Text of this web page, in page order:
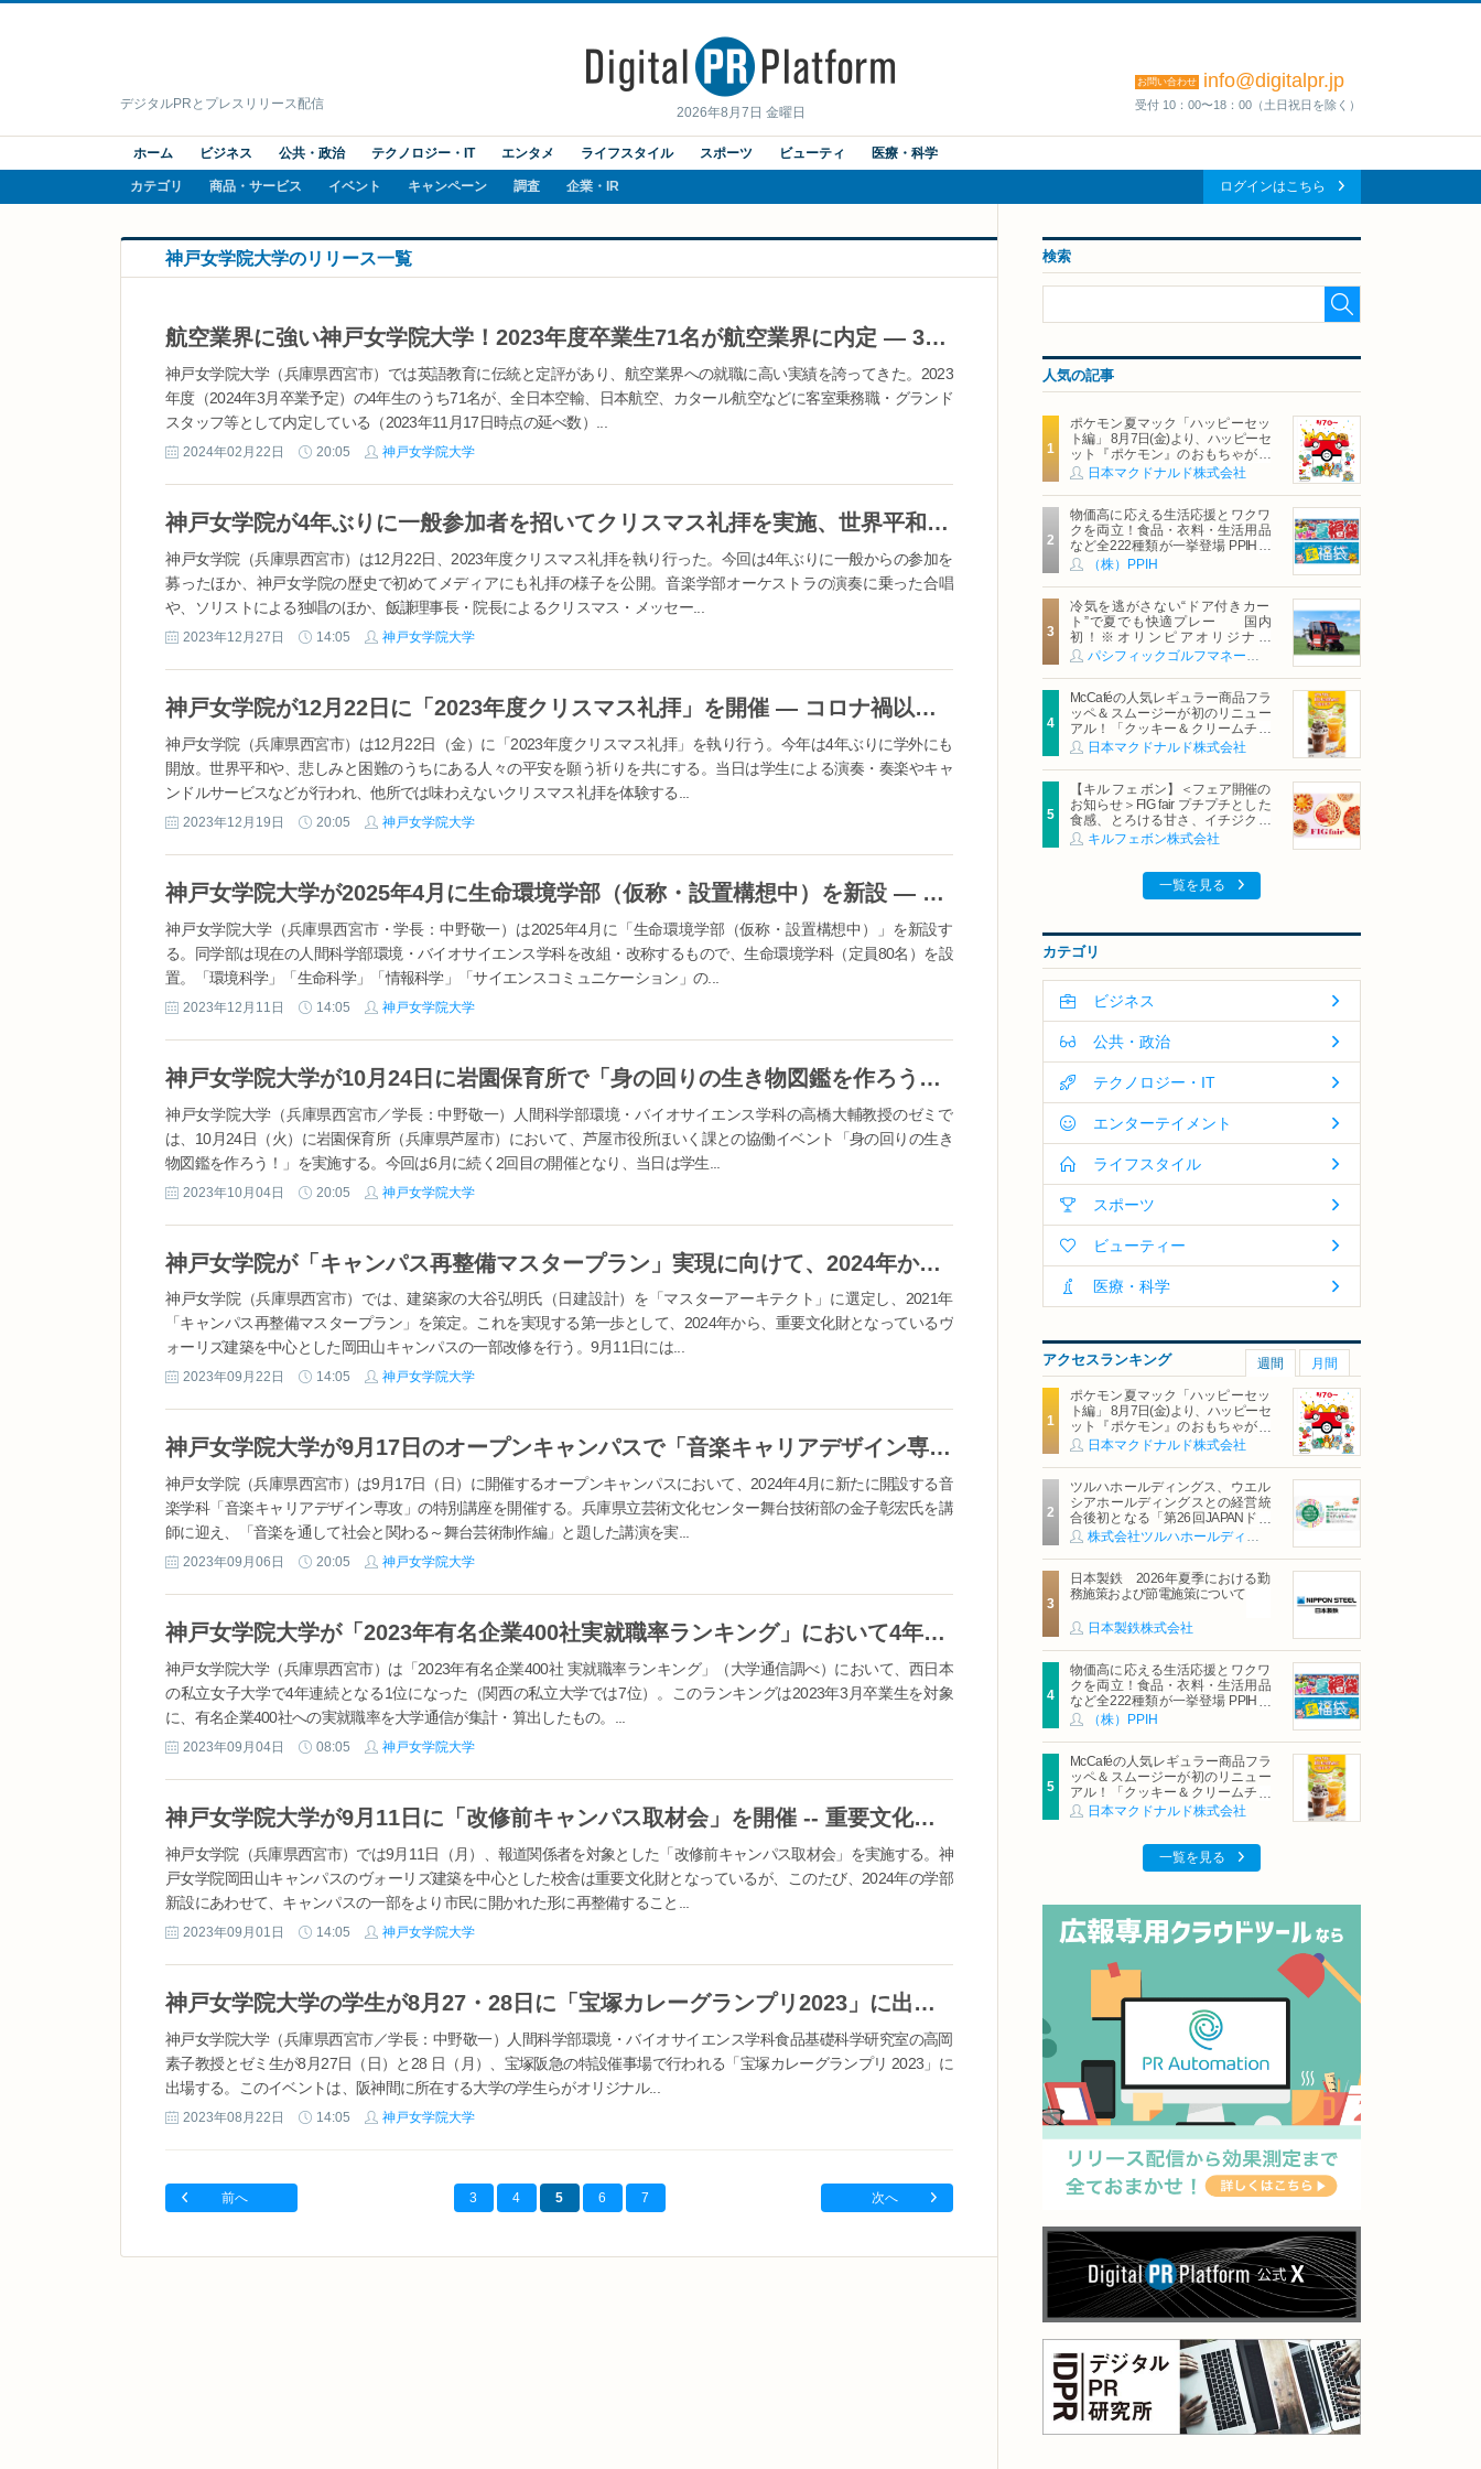
2026年8月7日 金曜日
デジタルPRとプレスリリース配信
お問い合わせ info@digitalpr.jp
受付 10：00〜18：00（土日祝日を除く）
ホーム ビジネス 公共・政治 テクノロジー・IT エンタメ ライフスタイル スポーツ ビューティ 医療・科学
カテゴリ 商品・サービス イベント キャンペーン 調査 企業・IR ログインはこちら
神戸女学院大学のリリース一覧
航空業界に強い神戸女学院大学！2023年度卒業生71名が航空業界に内定 ― 3月24日のオープンキャンパスでは卒業生による特別講座も
神戸女学院大学（兵庫県西宮市）では英語教育に伝統と定評があり、航空業界への就職に高い実績を誇ってきた。2023
年度（2024年3月卒業予定）の4年生のうち71名が、全日本空輸、日本航空、カタール航空などに客室乗務職・グランド
スタッフ等として内定している（2023年11月17日時点の延べ数）...
2024年02月22日 20:05 神戸女学院大学
神戸女学院が4年ぶりに一般参加者を招いてクリスマス礼拝を実施、世界平和への祈りを共にする ― 150年近い歴史の中で初めてメディアにも礼拝の様子を公開
神戸女学院（兵庫県西宮市）は12月22日、2023年度クリスマス礼拝を執り行った。今回は4年ぶりに一般からの参加を
募ったほか、神戸女学院の歴史で初めてメディアにも礼拝の様子を公開。音楽学部オーケストラの演奏に乗った合唱
や、ソリストによる独唱のほか、飯謙理事長・院長によるクリスマス・メッセー...
2023年12月27日 14:05 神戸女学院大学
神戸女学院が12月22日に「2023年度クリスマス礼拝」を開催 ― コロナ禍以前の形式を回復、世界の平和とひとりひとりの健やかな歩みを祈って
神戸女学院（兵庫県西宮市）は12月22日（金）に「2023年度クリスマス礼拝」を執り行う。今年は4年ぶりに学外にも
開放。世界平和や、悲しみと困難のうちにある人々の平安を願う祈りを共にする。当日は学生による演奏・奏楽やキャ
ンドルサービスなどが行われ、他所では味わえないクリスマス礼拝を体験する...
2023年12月19日 20:05 神戸女学院大学
神戸女学院大学が2025年4月に生命環境学部（仮称・設置構想中）を新設 ― 環境科学・生命科学・情報科学・サイエンスコミュニケーションの4分野を柱とした学びを提供
神戸女学院大学（兵庫県西宮市・学長：中野敬一）は2025年4月に「生命環境学部（仮称・設置構想中）」を新設す
る。同学部は現在の人間科学部環境・バイオサイエンス学科を改組・改称するもので、生命環境学科（定員80名）を設
置。「環境科学」「生命科学」「情報科学」「サイエンスコミュニケーション」の...
2023年12月11日 14:05 神戸女学院大学
神戸女学院大学が10月24日に岩園保育所で「身の回りの生き物図鑑を作ろう！」を実施 -- 芦屋市との協働イベント2回目の開催、学生と児童が協力して生き物を探索
神戸女学院大学（兵庫県西宮市／学長：中野敬一）人間科学部環境・バイオサイエンス学科の高橋大輔教授のゼミで
は、10月24日（火）に岩園保育所（兵庫県芦屋市）において、芦屋市役所ほいく課との協働イベント「身の回りの生き
物図鑑を作ろう！」を実施する。今回は6月に続く2回目の開催となり、当日は学生...
2023年10月04日 20:05 神戸女学院大学
神戸女学院が「キャンパス再整備マスタープラン」実現に向けて、2024年からキャンパス一部改修に着手 -- ヴォーリズ建築を未来に繋げ、市民に開かれた学び舎を目指す
神戸女学院（兵庫県西宮市）では、建築家の大谷弘明氏（日建設計）を「マスターアーキテクト」に選定し、2021年
「キャンパス再整備マスタープラン」を策定。これを実現する第一歩として、2024年から、重要文化財となっているヴ
ォーリズ建築を中心とした岡田山キャンパスの一部改修を行う。9月11日には...
2023年09月22日 14:05 神戸女学院大学
神戸女学院大学が9月17日のオープンキャンパスで「音楽キャリアデザイン専攻」の特別講座「音楽を通して社会と関わる～舞台芸術制作編」を開催 -- 音楽学科に2024年4月開設予定の新専攻
神戸女学院（兵庫県西宮市）は9月17日（日）に開催するオープンキャンパスにおいて、2024年4月に新たに開設する音
楽学科「音楽キャリアデザイン専攻」の特別講座を開催する。兵庫県立芸術文化センター舞台技術部の金子彰宏氏を講
師に迎え、「音楽を通して社会と関わる～舞台芸術制作編」と題した講演を実...
2023年09月06日 20:05 神戸女学院大学
神戸女学院大学が「2023年有名企業400社実就職率ランキング」において4年連続で西日本の私立女子大学1位に -- 関西私立大学では第7位、きめ細やかな就職支援体制の成果
神戸女学院大学（兵庫県西宮市）は「2023年有名企業400社 実就職率ランキング」（大学通信調べ）において、西日本
の私立女子大学で4年連続となる1位になった（関西の私立大学では7位）。このランキングは2023年3月卒業生を対象
に、有名企業400社への実就職率を大学通信が集計・算出したもの。...
2023年09月04日 08:05 神戸女学院大学
神戸女学院大学が9月11日に「改修前キャンパス取材会」を開催 -- 重要文化財の校舎で知られる同大がキャンパスの一部改修を前に、街に開かれた新たな学び舎づくりについて考える
神戸女学院（兵庫県西宮市）では9月11日（月）、報道関係者を対象とした「改修前キャンパス取材会」を実施する。神
戸女学院岡田山キャンパスのヴォーリズ建築を中心とした校舎は重要文化財となっているが、このたび、2024年の学部
新設にあわせて、キャンパスの一部をより市民に開かれた形に再整備すること...
2023年09月01日 14:05 神戸女学院大学
神戸女学院大学の学生が8月27・28日に「宝塚カレーグランプリ2023」に出場 -- 食品基礎科学研究室の高岡素子教授とゼミ生らがレトルトカレーとレシピを開発
神戸女学院大学（兵庫県西宮市／学長：中野敬一）人間科学部環境・バイオサイエンス学科食品基礎科学研究室の高岡
素子教授とゼミ生が8月27日（日）と28 日（月）、宝塚阪急の特設催事場で行われる「宝塚カレーグランプリ 2023」に
出場する。このイベントは、阪神間に所在する大学の学生らがオリジナル...
2023年08月22日 14:05 神戸女学院大学
前へ 3 4 5 6 7 次へ
検索
人気の記事
ポケモン夏マック「ハッピーセッ
ト編」 8月7日(金)より、ハッピーセ
ット『ポケモン』のおもちゃが期
間限定登場
日本マクドナルド株式会社
物価高に応える生活応援とワクワ
クを両立！食品・衣料・生活用品
など全222種類が一挙登場 PPIHグ
ループ「夏福袋」＆セール 8月6日
(木)より順次スタート
（株）PPIH
冷気を逃がさない“ドア付きカー
ト”で夏でも快適プレー 国内
初！※オリンピアオリジナル
「AirCon Cart（エアコンカー
ト）」導入 | ＰＧＭ
McCaféの人気レギュラー商品フラ
ッペ＆スムージーが初のリニュー
アル！「クッキー＆クリームチョ
コフラッペ」「マンゴースムージ
ー」8月5日（水）から販売開始
日本マクドナルド株式会社
【キル フェ ボン】＜フェア開催の
お知らせ＞FIG fair プチプチとした
食感、とろける甘さ、イチジクの
魅力をたっぷりと。新作を含め、
イチジク尽くしの全4種が登場8月
キルフェボン株式会社
一覧を見る
カテゴリ
ビジネス
公共・政治
テクノロジー・IT
エンターテイメント
ライフスタイル
スポーツ
ビューティー
医療・科学
アクセスランキング 週間 月間
ポケモン夏マック「ハッピーセッ
ト編」 8月7日(金)より、ハッピーセ
ット『ポケモン』のおもちゃが期
間限定登場
日本マクドナルド株式会社
ツルハホールディングス、ウエル
シアホールディングスとの経営統
合後初となる「第26回JAPANドラ
ッグストアショー」に出展
株式会社ツルハホールディングス
日本製鉄 2026年夏季における勤
務施策および節電施策について
日本製鉄株式会社
物価高に応える生活応援とワクワ
クを両立！食品・衣料・生活用品
など全222種類が一挙登場 PPIHグ
ループ「夏福袋」＆セール 8月6日
（株）PPIH
McCaféの人気レギュラー商品フラ
ッペ＆スムージーが初のリニュー
アル！「クッキー＆クリームチョ
コフラッペ」「マンゴースムージ
日本マクドナルド株式会社
一覧を見る